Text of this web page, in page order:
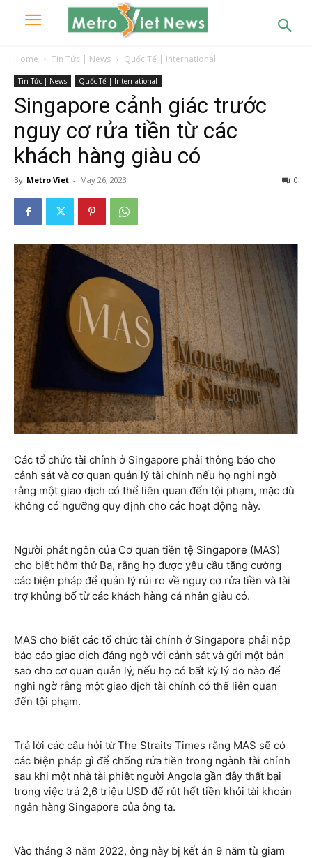
Home Tin Tức | News Quốc Tế | International
Tin Tức | News Quốc Tế | International
Singapore cảnh giác trước
nguy cơ rửa tiền từ các
khách hàng giàu có
By Metro Viet - May 26, 2023 0
Các tổ chức tài chính ở Singapore phải thông báo cho
cảnh sát và cơ quan quản lý tài chính nếu họ nghi ngờ
rằng một giao dịch có thể liên quan đến tội phạm, mặc dù
không có ngưỡng quy định cho các hoạt động này.
Người phát ngôn của Cơ quan tiền tệ Singapore (MAS)
cho biết hôm thứ Ba, rằng họ được yêu cầu tăng cường
các biện pháp để quản lý rủi ro về nguy cơ rửa tiền và tài
trợ khủng bố từ các khách hàng cá nhân giàu có.
MAS cho biết các tổ chức tài chính ở Singapore phải nộp
báo cáo giao dịch đáng ngờ với cảnh sát và gửi một bản
sao cho cơ quan quản lý, nếu họ có bất kỳ lý do nào để
nghi ngờ rằng một giao dịch tài chính có thể liên quan
đến tội phạm.
Trả lời các câu hỏi từ The Straits Times rằng MAS sẽ có
các biện pháp gì để chống rửa tiền trong ngành tài chính
sau khi một nhà tài phiệt người Angola gần đây thất bại
trong việc trả 2,6 triệu USD để rút hết tiền khỏi tài khoản
ngân hàng Singapore của ông ta.
Vào tháng 3 năm 2022, ông này bị kết án 9 năm tù giam